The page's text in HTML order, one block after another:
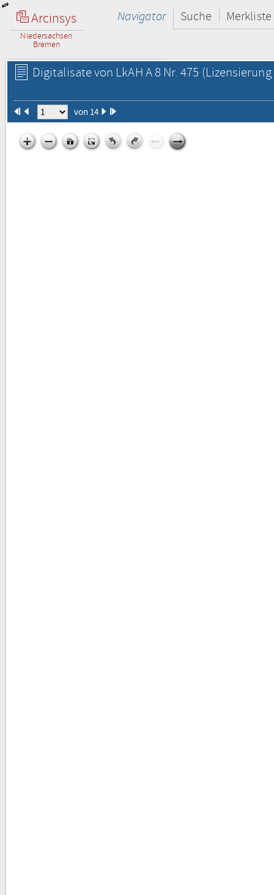
Arcinsys
Niedersachsen
Bremen
Navigator Suche Merkliste
Digitalisate von LkAH A 8 Nr. 475
von 14